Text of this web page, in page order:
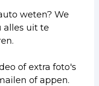
weten? We
alles uit te
of extra foto's
of appen.